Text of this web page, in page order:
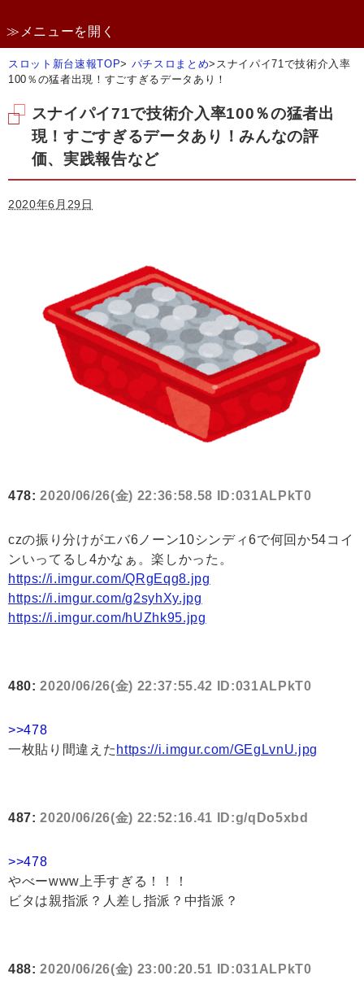
≫メニューを開く
スロット新台速報TOP> パチスロまとめ> スナイパイ71で技術介入率
100％の猛者出現！すごすぎるデータあり！
スナイパイ71で技術介入率100％の猛者出
現！すごすぎるデータあり！みんなの評
価、実践報告など
2020年6月29日
478:2020/06/26(金) 22:36:58.58 ID:031ALPkT0
czの振り分けがエバ6ノーン10シンディ6で何回か54コイ
ンいってるし4かなぁ。楽しかった。
https://i.imgur.com/QRgEqg8.jpg
https://i.imgur.com/g2syhXy.jpg
https://i.imgur.com/hUZhk95.jpg
480:2020/06/26(金) 22:37:55.42 ID:031ALPkT0
>>478
一枚貼り間違えた https://i.imgur.com/GEgLvnU.jpg
487:2020/06/26(金) 22:52:16.41 ID:g/qDo5xbd
>>478
やべーwww上手すぎる！！！
ビタは親指派？人差し指派？中指派？
488:2020/06/26(金) 23:00:20.51 ID:031ALPkT0